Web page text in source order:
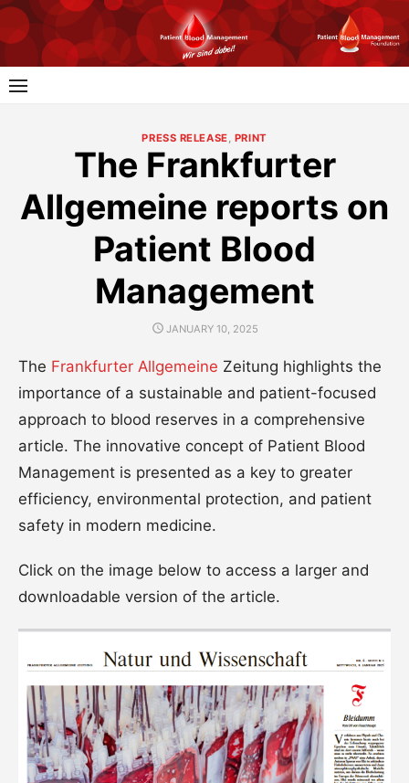
Skip
PRESS RELEASE PRINT
The Frankfurter
Allgemeine reports on
Patient Blood
Management
POSTED
JANUARY 10, 2025
The Frankfurter Allgemeine Zeitung highlights the
importance of a sustainable and patient-focused
approach to blood reserves in a comprehensive
article. The innovative concept of Patient Blood
Management is presented as a key to greater
efficiency, environmental protection, and patient
safety in modern medicine.
Click on the image below to access a larger and
downloadable version of the article.